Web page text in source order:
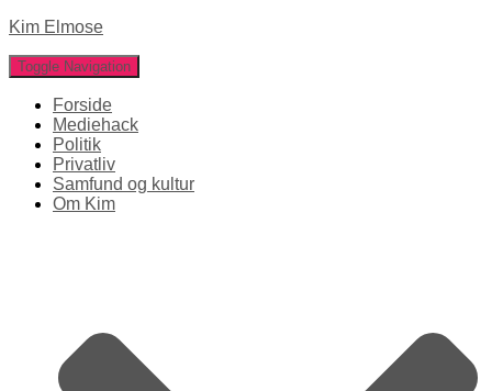
Kim Elmose
Toggle Navigation
Forside
Mediehack
Politik
Privatliv
Samfund og kultur
Om Kim